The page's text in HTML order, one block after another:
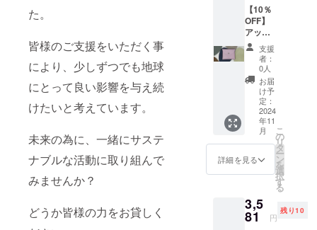
た。
皆様のご支援をいただく事
により、少しずつでも地球
にとって良い影響を与え続
けたいと考えています。
未来の為に、一緒にサステ
ナブルな活動に取り組んで
みませんか？
どうか皆様の力をお貸しく
様のご
住所を
ご記入
くださ
ルレ
ザー
（牛
革） ※
基本的
に追跡
可能な
メール
便での
発送と
なりま
す。 ※
複数の
送付先
ます。
※必ずご
購入者
Fで購入
いただ
けま
す。 ＜
詳細＞
・カ
ラー：
ホワイ
ト ・数
量：1点
・サイ
ズ：約
縦8 × 横
9.5 × 厚
材：
アップ
サイク
【10％
OFF】
アップ
サイク
ルレ
ザーを
使用し
たマル
チケー
ス（ラ
ベン
ダー）
●先着15
様 /一般
販売予
定価格
の商品
を
10%OF
支援
者：
0人
お届
け予
定：
2024
年11
月
詳細を見る
こ
の
リ
タ
ー
ン
を
選
択
す
る
3,5
81 円
残り10